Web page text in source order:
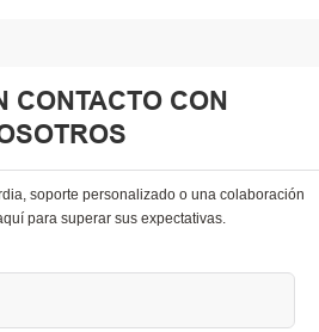
CONTACTO CON
soporte personalizado o una colaboración
para superar sus expectativas.